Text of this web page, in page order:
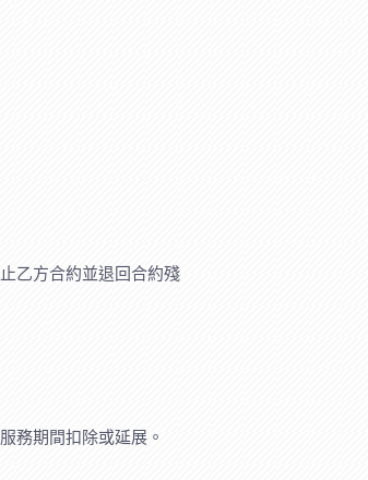
乙方合約並退回合約殘
務期間扣除或延展。